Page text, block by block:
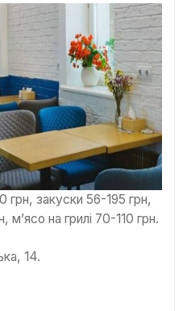
грн, закуски 56-195 грн,
м’ясо на грилі 70-110 грн.
14.